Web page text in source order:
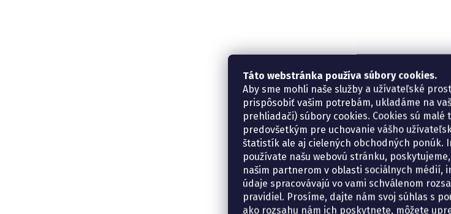
Táto webstránka používa súbory cookies.
Aby sme mohli naše služby a užívateľské
prispôsobiť vašim potrebám, ukladáme na
prehliadači) súbory cookies. Cookies sú malé
predovšetkým pre uchovanie vášho
štatistík ale aj cielených obchodných ponúk.
používate našu webovú stránku,
našim partnerom v oblasti sociálnych médií,
údaje spracovávajú vo vami schválenom
pravidiel. Prosíme, dajte nám svoj súhlas s
ako rozsahu nám ich poskytnete, môžete